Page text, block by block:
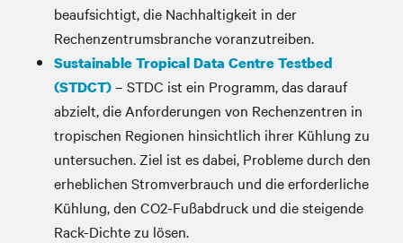
beaufsichtigt, die Nachhaltigkeit in der
Rechenzentrumsbranche voranzutreiben.
Sustainable Tropical Data Centre Testbed
(STDCT)– STDC ist ein Programm, das darauf
abzielt, die Anforderungen von Rechenzentren in
tropischen Regionen hinsichtlich ihrer Kühlung zu
untersuchen. Ziel ist es dabei, Probleme durch den
erheblichen Stromverbrauch und die erforderliche
Kühlung, den CO2-Fußabdruck und die steigende
Rack-Dichte zu lösen.